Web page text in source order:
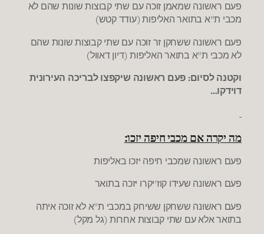
פעם ראשונה שמאמן זוכה עם שתי קבוצות שונות שהם לא
מכבי ת"א בתואר האליפות (עודד קטש)
פעם ראשונה ששחקן זר זוכה עם שתי קבוצות שונות שהם
לא מכבי ת"א בתואר האליפות (דיון דאוול)
וקטנה לסיום: פעם ראשונה שיקפצו לבריכה העירונית
דוידקו…
מה יקרה אם מכבי חיפה יזכו:
פעם ראשונה שמכבי חיפה יזכו באליפות
פעם ראשונה שעידו קוז'יקרו יזכה בתואר
פעם ראשונה ששחקן ששיחק במכבי ת"א לא זוכה איתה
בתואר אלא עם שתי קבוצות אחרות (גל מקל)